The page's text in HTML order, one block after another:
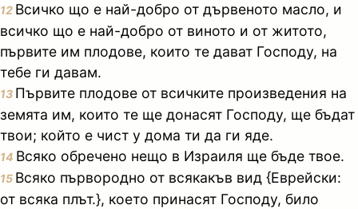
12 Всичко що е най-добро от дървеното масло, и
всичко що е най-добро от виното и от житото,
първите им плодове, които те дават Господу, на
тебе ги давам.
13 Първите плодове от всичките произведения на
земята им, които те ще донасят Господу, ще бъдат
твои; който е чист у дома ти да ги яде.
14 Всяко обречено нещо в Израиля ще бъде твое.
15 Всяко първородно от всякакъв вид {Еврейски:
от всяка плът.}, което принасят Господу, било